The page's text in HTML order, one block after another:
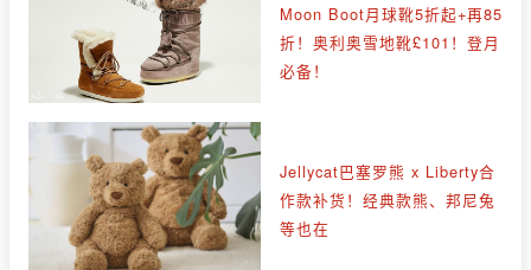
Moon Boot月球靴5折起+再85
折！奥利奥雪地靴£101！登月
必备！
Jellycat巴塞罗熊 x Liberty合
作款补货！经典款熊、邦尼兔
等也在